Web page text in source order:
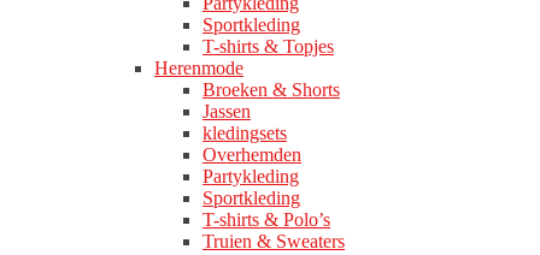
Sportkleding
T-shirts & Topjes
Herenmode
Broeken & Shorts
Jassen
kledingsets
Overhemden
Partykleding
Sportkleding
T-shirts & Polo’s
Truien & Sweaters